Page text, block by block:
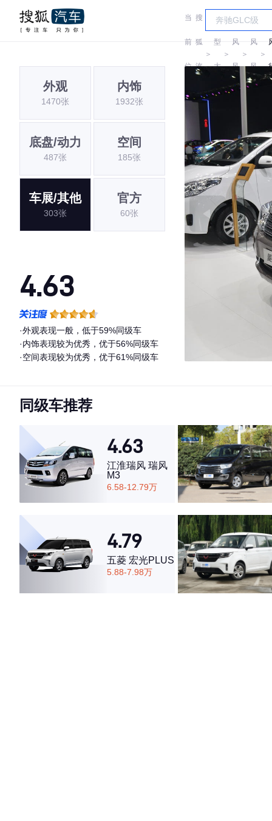
当
前
位
搜
狐
汽
＞
车
型
大
全
＞
东
风
风
行
＞
东
风
风
＞
外观
1470张
内饰
1932张
底盘/动力
487张
空间
185张
车展/其他
303张
官方
60张
4.63
·外观表现一般，低于59%同级车
·内饰表现较为优秀，优于56%同级车
·空间表现较为优秀，优于61%同级车
同级车推荐
4.63
江淮瑞风 瑞风
M3
6.58-12.79万
4.79
五菱 宏光PLUS
5.88-7.98万